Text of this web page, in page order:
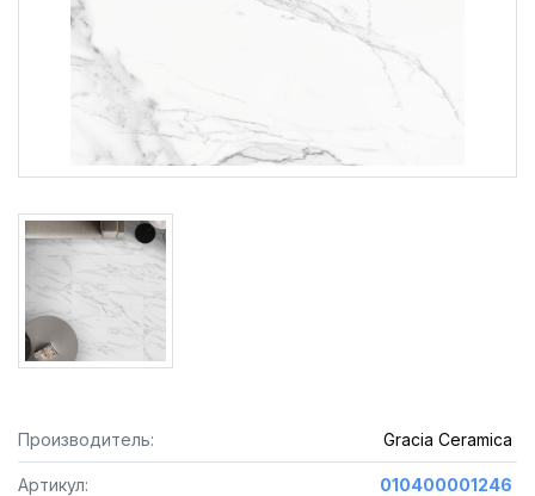
Производитель: Gracia Ceramica
Артикул: 010400001246